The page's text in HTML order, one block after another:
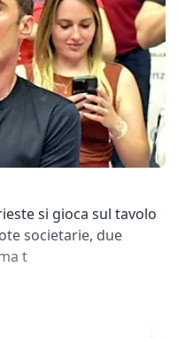
si gioca sul tavolo
societarie, due
t